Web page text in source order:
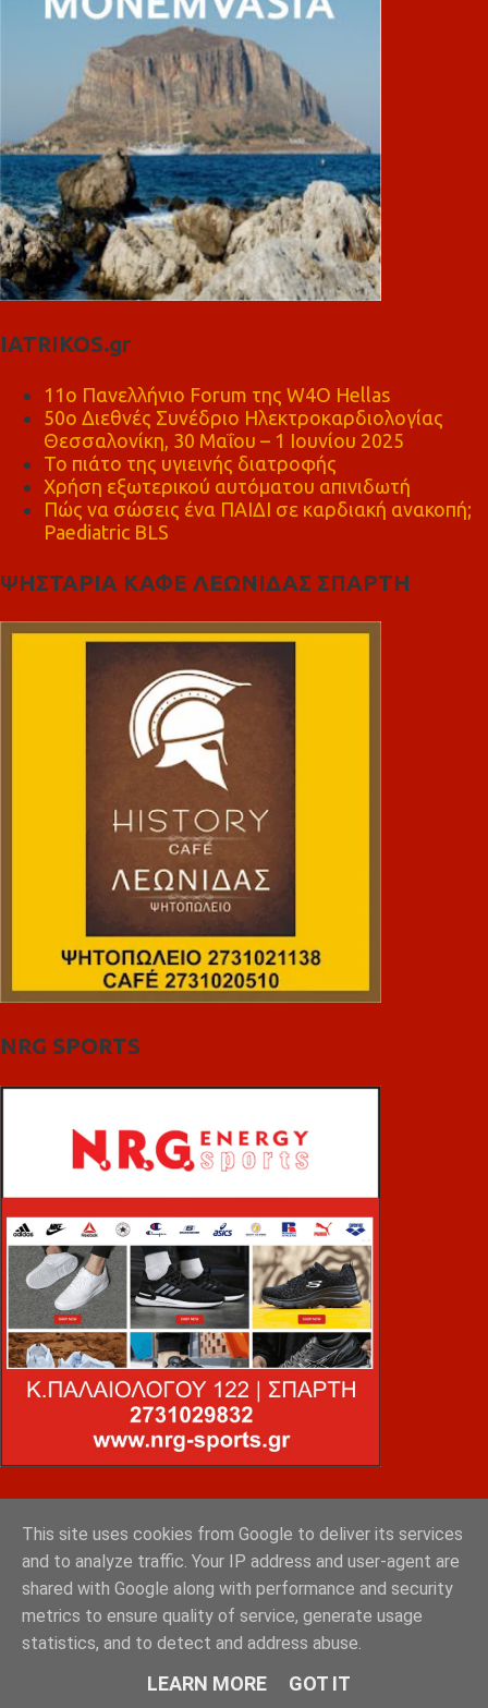
IATRIKOS.gr
11ο Πανελλήνιο Forum της W4O Hellas
50ο Διεθνές Συνέδριο Ηλεκτροκαρδιολογίας
Θεσσαλονίκη, 30 Μαΐου – 1 Ιουνίου 2025
Το πιάτο της υγιεινής διατροφής
Χρήση εξωτερικού αυτόματου απινιδωτή
Πώς να σώσεις ένα ΠΑΙΔΙ σε καρδιακή ανακοπή;
Paediatric BLS
ΨΗΣΤΑΡΙΑ ΚΑΦΕ ΛΕΩΝΙΔΑΣ ΣΠΑΡΤΗ
NRG SPORTS
This site uses cookies from Google to deliver its services
and to analyze traffic. Your IP address and user-agent are
shared with Google along with performance and security
metrics to ensure quality of service, generate usage
statistics, and to detect and address abuse.
LEARN MORE GOT IT